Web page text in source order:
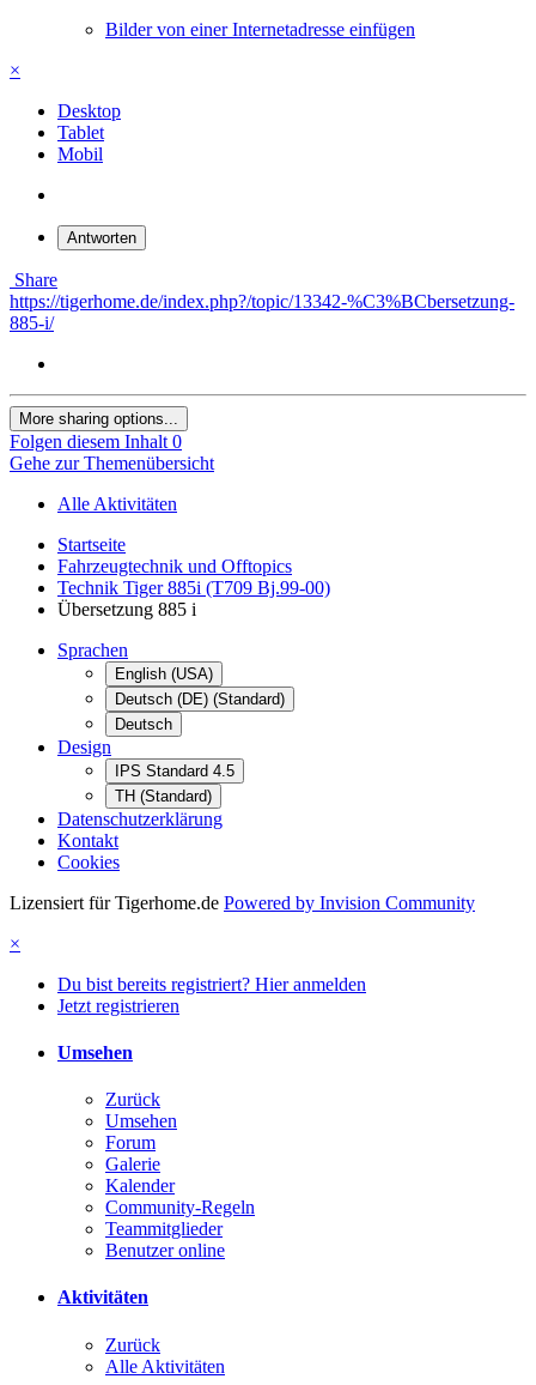
Bilder von einer Internetadresse einfügen
×
Desktop
Tablet
Mobil
Antworten
Share
https://tigerhome.de/index.php?/topic/13342-%C3%BCbersetzung-
885-i/
More sharing options...
Folgen diesem Inhalt 0
Gehe zur Themenübersicht
Alle Aktivitäten
Startseite
Fahrzeugtechnik und Offtopics
Technik Tiger 885i (T709 Bj.99-00)
Übersetzung 885 i
Sprachen
English (USA)
Deutsch (DE) (Standard)
Deutsch
Design
IPS Standard 4.5
TH (Standard)
Datenschutzerklärung
Kontakt
Cookies
Lizensiert für Tigerhome.de Powered by Invision Community
×
Du bist bereits registriert? Hier anmelden
Jetzt registrieren
Umsehen
Zurück
Umsehen
Forum
Galerie
Kalender
Community-Regeln
Teammitglieder
Benutzer online
Aktivitäten
Zurück
Alle Aktivitäten